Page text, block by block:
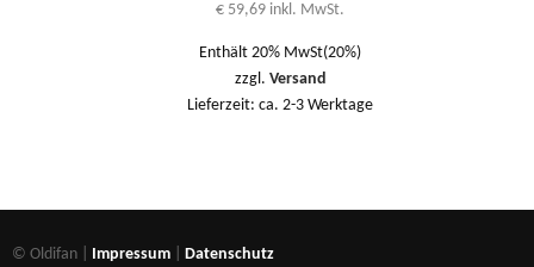
€ 59,69 inkl. MwSt.
Enthält 20% MwSt(20%)
zzgl. Versand
Lieferzeit: ca. 2-3 Werktage
© Oldifan | Impressum Datenschutz